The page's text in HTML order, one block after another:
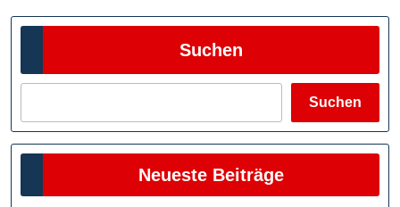
Suchen
Suchen
Neueste Beiträge